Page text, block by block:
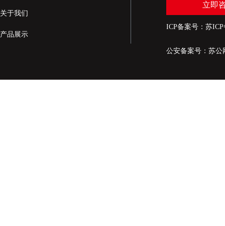
关于我们
产品展示
立即
ICP备案号： 苏ICP
公安备案号： 苏公